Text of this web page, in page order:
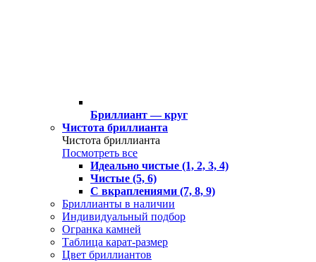
Бриллиант — круг
Чистота бриллианта
Чистота бриллианта
Посмотреть все
Идеально чистые (1, 2, 3, 4)
Чистые (5, 6)
С вкраплениями (7, 8, 9)
Бриллианты в наличии
Индивидуальный подбор
Огранка камней
Таблица карат-размер
Цвет бриллиантов